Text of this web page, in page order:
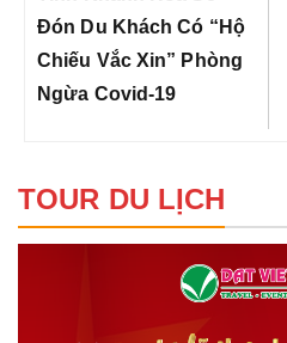
viết
Post:
Đón Du Khách Có “hộ
Chiếu Vắc Xin” Phòng
Ngừa Covid-19
TOUR DU LỊCH